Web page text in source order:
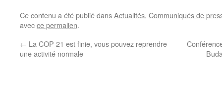
Ce contenu a été publié dansActualités, Communiqués de
avecce permalien.
← La COP 21 est finie, vous pouvez reprendre
une activité normale